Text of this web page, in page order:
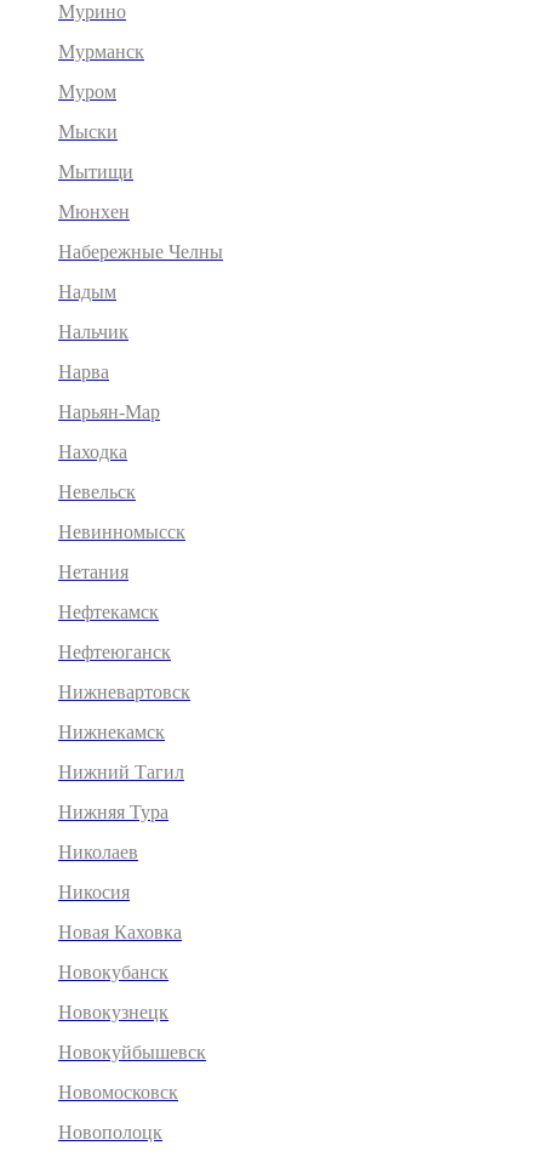
Мурино
Мурманск
Муром
Мыски
Мытищи
Мюнхен
Набережные Челны
Надым
Нальчик
Нарва
Нарьян-Мар
Находка
Невельск
Невинномысск
Нетания
Нефтекамск
Нефтеюганск
Нижневартовск
Нижнекамск
Нижний Тагил
Нижняя Тура
Николаев
Никосия
Новая Каховка
Новокубанск
Новокузнецк
Новокуйбышевск
Новомосковск
Новополоцк